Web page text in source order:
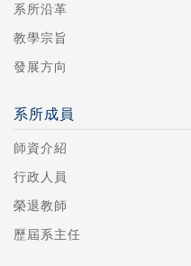
系所沿革
教學宗旨
發展方向
系所成員
師資介紹
行政人員
榮退教師
歷屆系主任